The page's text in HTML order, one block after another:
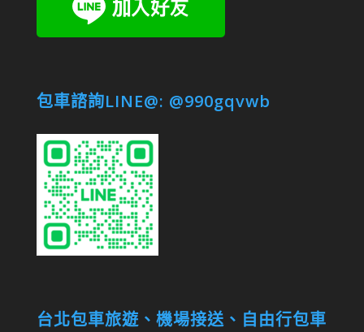
包車諮詢LINE@: @990gqvwb
台北包車旅遊、機場接送、自由行包車